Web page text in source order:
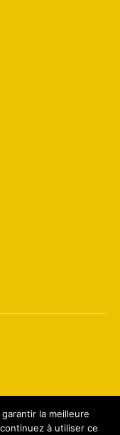
la meilleure
à utiliser ce